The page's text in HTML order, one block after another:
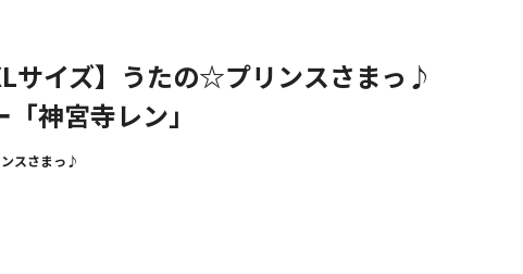
サイズ】うたの☆プリンスさまっ♪
神宮寺レン」
スさまっ♪